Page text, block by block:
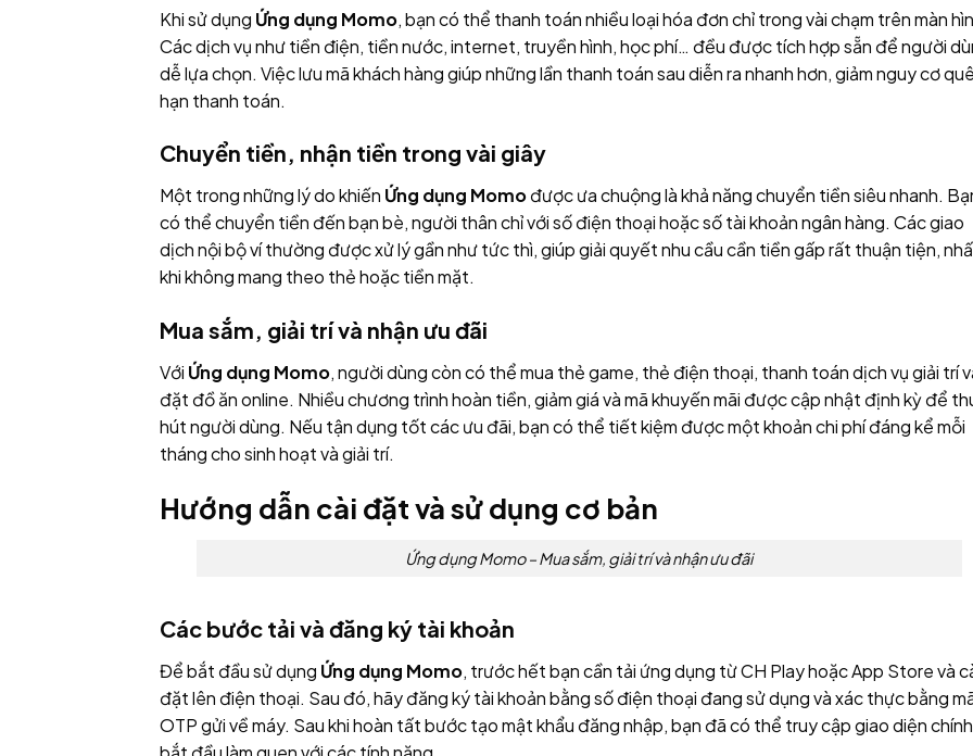
Khi sử dụng Ứng dụng Momo, bạn có thể thanh toán nhiều loại hóa đơn chỉ trong vài chạm trên màn
Các dịch vụ như tiền điện, tiền nước, internet, truyền hình, học phí… đều được tích hợp sẵn để người
dễ lựa chọn. Việc lưu mã khách hàng giúp những lần thanh toán sau diễn ra nhanh hơn, giảm nguy cơ
hạn thanh toán.
Chuyển tiền, nhận tiền trong vài giây
Một trong những lý do khiến Ứng dụng Momođược ưa chuộng là khả năng chuyển tiền siêu nhanh.
có thể chuyển tiền đến bạn bè, người thân chỉ với số điện thoại hoặc số tài khoản ngân hàng. Các giao
dịch nội bộ ví thường được xử lý gần như tức thì, giúp giải quyết nhu cầu cần tiền gấp rất thuận tiện,
khi không mang theo thẻ hoặc tiền mặt.
Mua sắm, giải trí và nhận ưu đãi
Với Ứng dụng Momo, người dùng còn có thể mua thẻ game, thẻ điện thoại, thanh toán dịch vụ giải trí
đặt đồ ăn online. Nhiều chương trình hoàn tiền, giảm giá và mã khuyến mãi được cập nhật định kỳ để
hút người dùng. Nếu tận dụng tốt các ưu đãi, bạn có thể tiết kiệm được một khoản chi phí đáng kể mỗi
tháng cho sinh hoạt và giải trí.
Hướng dẫn cài đặt và sử dụng cơ bản
Ứng dụng Momo – Mua sắm, giải trí và nhận ưu đãi
Các bước tải và đăng ký tài khoản
Để bắt đầu sử dụng Ứng dụng Momo, trước hết bạn cần tải ứng dụng từ CH Play hoặc App Store và
đặt lên điện thoại. Sau đó, hãy đăng ký tài khoản bằng số điện thoại đang sử dụng và xác thực bằng
OTP gửi về máy. Sau khi hoàn tất bước tạo mật khẩu đăng nhập, bạn đã có thể truy cập giao diện